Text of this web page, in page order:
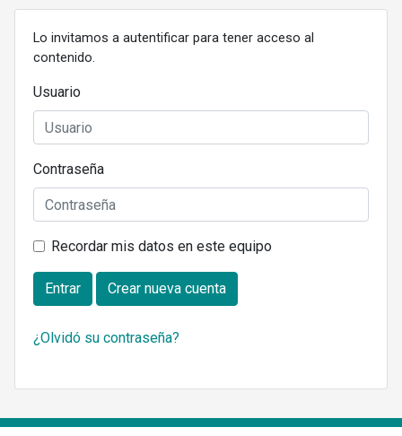
Lo invitamos a autentificar para tener acceso al
contenido.
Usuario
Contraseña
Recordar mis datos en este equipo
Entrar Crear nueva cuenta
¿Olvidó su contraseña?